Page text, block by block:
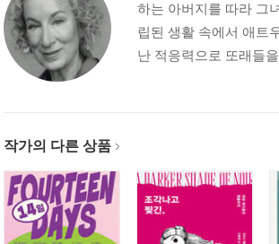
하는 아버지를 따라 그
립된 생활 속에서 애트
난 적응력으로 또래들
작가의 다른 상품